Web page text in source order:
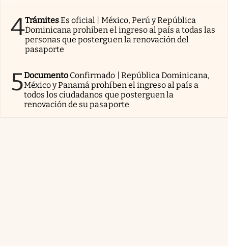
4TrámitesEs oficial | México, Perú y República
Dominicana prohíben el ingreso al país a todas las
personas que posterguen la renovación del
pasaporte
5Documento Confirmado | República Dominicana,
México y Panamá prohíben el ingreso al país a
todos los ciudadanos que posterguen la
renovación de su pasaporte